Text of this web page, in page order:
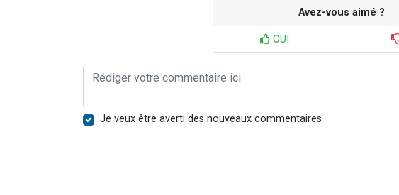
Avez-vous aimé ?
OUI
Je veux être averti des nouveaux commentaires